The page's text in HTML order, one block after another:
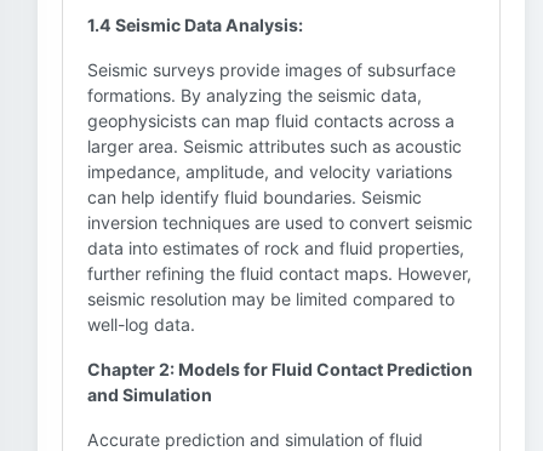
1.4 Seismic Data Analysis:
Seismic surveys provide images of subsurface
formations. By analyzing the seismic data,
geophysicists can map fluid contacts across a
larger area. Seismic attributes such as acoustic
impedance, amplitude, and velocity variations
can help identify fluid boundaries. Seismic
inversion techniques are used to convert seismic
data into estimates of rock and fluid properties,
further refining the fluid contact maps. However,
seismic resolution may be limited compared to
well-log data.
Chapter 2: Models for Fluid Contact Prediction
and Simulation
Accurate prediction and simulation of fluid